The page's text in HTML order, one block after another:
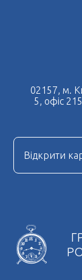
02157, м.
5, офіс
Відкрити